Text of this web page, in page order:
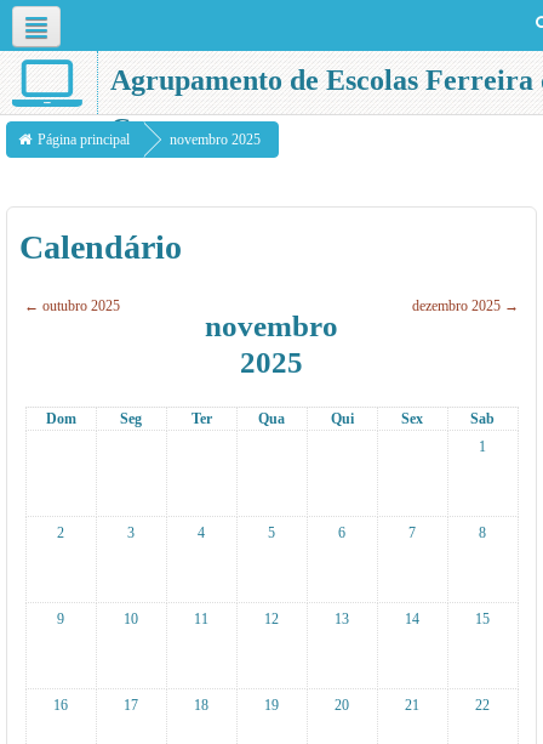
Português - Portugal ‎(pt)‎Agrupamento de Escolas Ferreira
Castro
Página principal novembro 2025
Calendário
← outubro 2025
novembro
2025
dezembro 2025 →
Dom Seg Ter Qua Qui Sex
Sab
1
2 3 4 5 6 7 8
9 10 11 12 13 14 15
16 17 18 19 20 21 22